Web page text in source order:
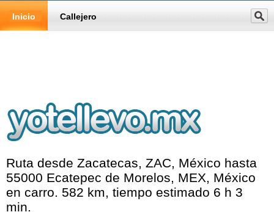
Inicio Callejero
Ruta desde Zacatecas, ZAC, México hasta
55000 Ecatepec de Morelos, MEX, México
en carro. 582 km, tiempo estimado 6 h 3
min.